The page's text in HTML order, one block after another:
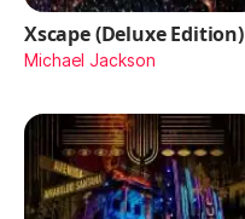
Xscape (Deluxe Edition)
Michael Jackson